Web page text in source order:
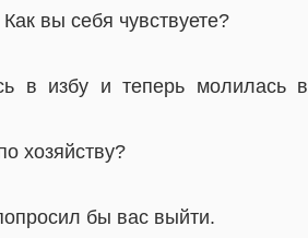
вы себя чувствуете?
в избу и теперь молилась в
хозяйству?
бы вас выйти.